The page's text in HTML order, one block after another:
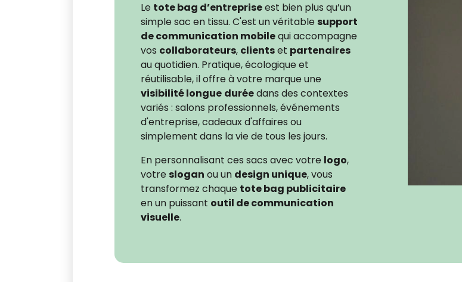
Le tote bag d’entrepriseest bien plus qu’un
simple sac en tissu. C'est un véritable support
de communication mobilequi accompagne
vos collaborateurs, clientset partenaires
au quotidien. Pratique, écologique et
réutilisable, il offre à votre marque une
visibilité longue duréedans des contextes
variés : salons professionnels, événements
d'entreprise, cadeaux d'affaires ou
simplement dans la vie de tous les jours.
En personnalisant ces sacs avec votre logo,
votre slogan ou un design unique, vous
transformez chaque tote bag publicitaire
en un puissant outil de communication
visuelle.